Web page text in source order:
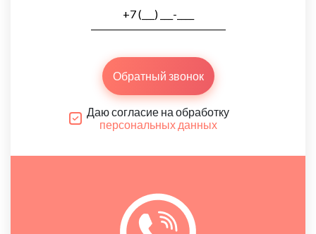
Обратный звонок
Даю согласие на обработку
персональных данных